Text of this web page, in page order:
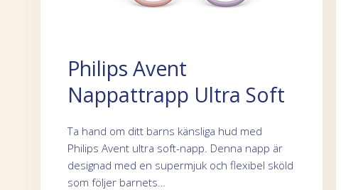
Philips Avent
Nappattrapp Ultra Soft
Ta hand om ditt barns känsliga hud med
Philips Avent ultra soft-napp. Denna napp är
designad med en supermjuk och flexibel sköld
som följer barnets…